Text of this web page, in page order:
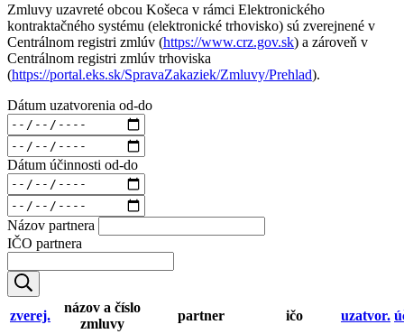
Zmluvy uzavreté obcou Košeca v rámci Elektronického
kontraktačného systému (elektronické trhovisko) sú zverejnené v
Centrálnom registri zmlúv (https://www.crz.gov.sk) a zároveň v
Centrálnom registri zmlúv trhoviska
(https://portal.eks.sk/SpravaZakaziek/Zmluvy/Prehlad).
Dátum uzatvorenia od-do
Dátum účinnosti od-do
Názov partnera
IČO partnera
zverej.
názov a číslo
zmluvy
partner ičo uzatvor.